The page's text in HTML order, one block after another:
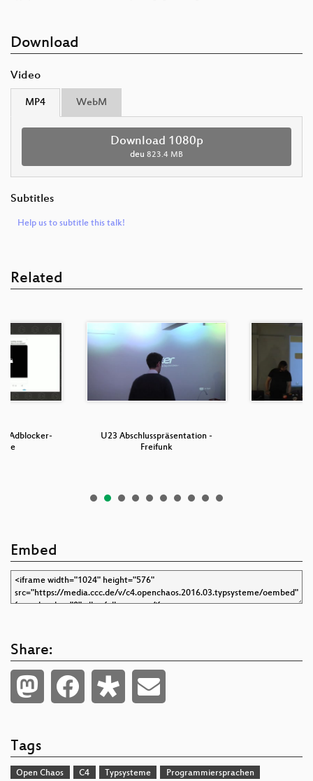
Download
Video
MP4 WebM
Download 1080p
deu 823.4 MB
Subtitles
Help us to subtitle this talk!
Related
Adblocker-
U23 Abschlusspräsentation -
Freifunk
Embed
Share:
Tags
Open Chaos C4 Typsysteme Programmiersprachen